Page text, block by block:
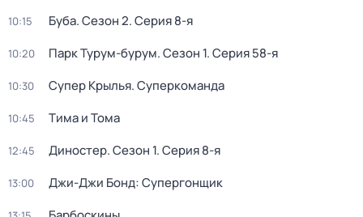
10:15 Буба. Сезон 2. Серия 8-я
10:20 Парк Турум-бурум. Сезон 1. Серия 58-я
10:30 Супер Крылья. Суперкоманда
10:45 Тима и Тома
12:45 Диностер. Сезон 1. Серия 8-я
13:00 Джи-Джи Бонд: Супергонщик